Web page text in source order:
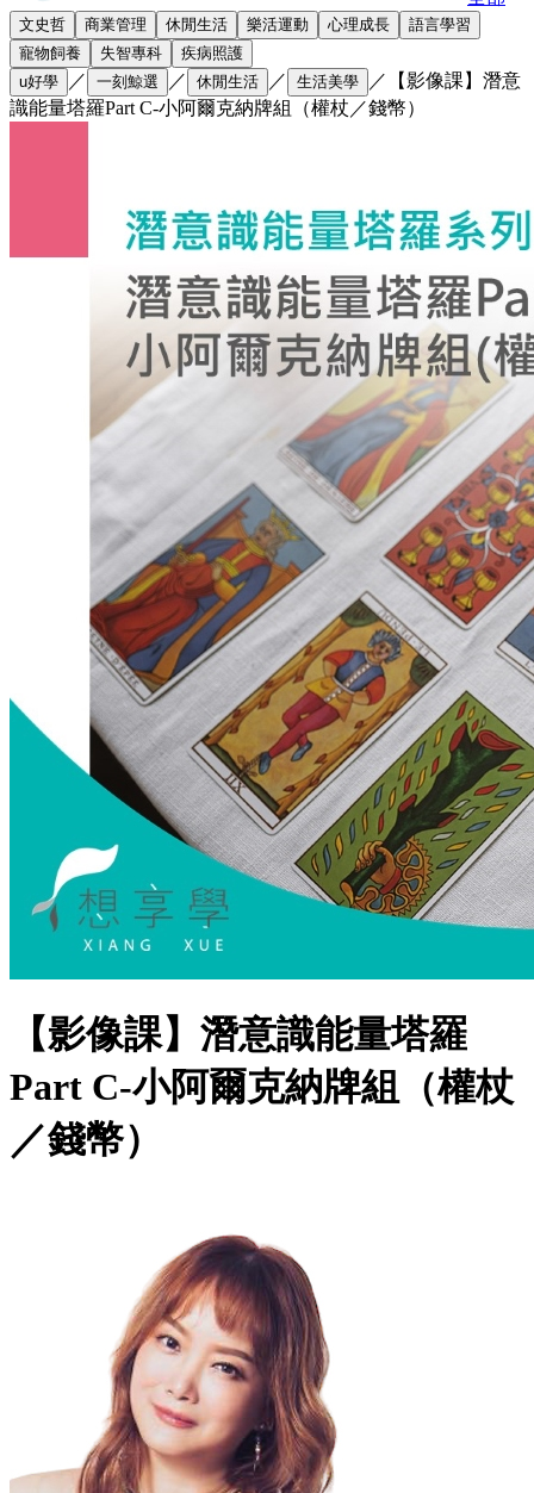
文史哲 商業管理 休閒生活 樂活運動 心理成長
語言學習
寵物飼養
失智專科
疾病照護
u好學
／ 一刻鯨選 ／ 休閒生活 ／ 生活美學 ／
【影像課】潛意
識能量塔羅Part C-小阿爾克納牌組（權杖／錢幣）
【影像課】潛意識能量塔羅
Part C-小阿爾克納牌組（權杖
／錢幣）